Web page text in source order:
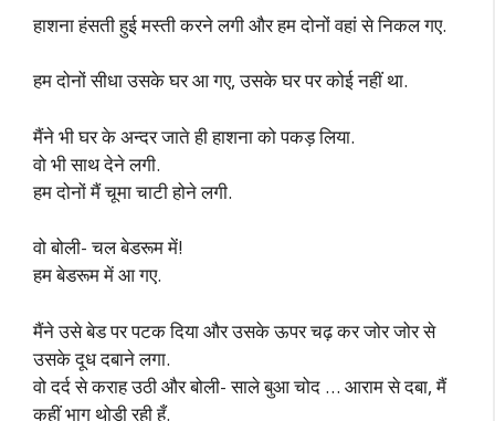
हाशना हंसती हुई मस्ती करने लगी और हम दोनों वहां से निकल गए.
हम दोनों सीधा उसके घर आ गए, उसके घर पर कोई नहीं था.
मैंने भी घर के अन्दर जाते ही हाशना को पकड़ लिया.
वो भी साथ देने लगी.
हम दोनों मैं चूमा चाटी होने लगी.
वो बोली- चल बेडरूम में!
हम बेडरूम में आ गए.
मैंने उसे बेड पर पटक दिया और उसके ऊपर चढ़ कर जोर जोर से
उसके दूध दबाने लगा.
वो दर्द से कराह उठी और बोली- साले बुआ चोद … आराम से दबा, मैं
कहीं भाग थोड़ी रही हूँ.